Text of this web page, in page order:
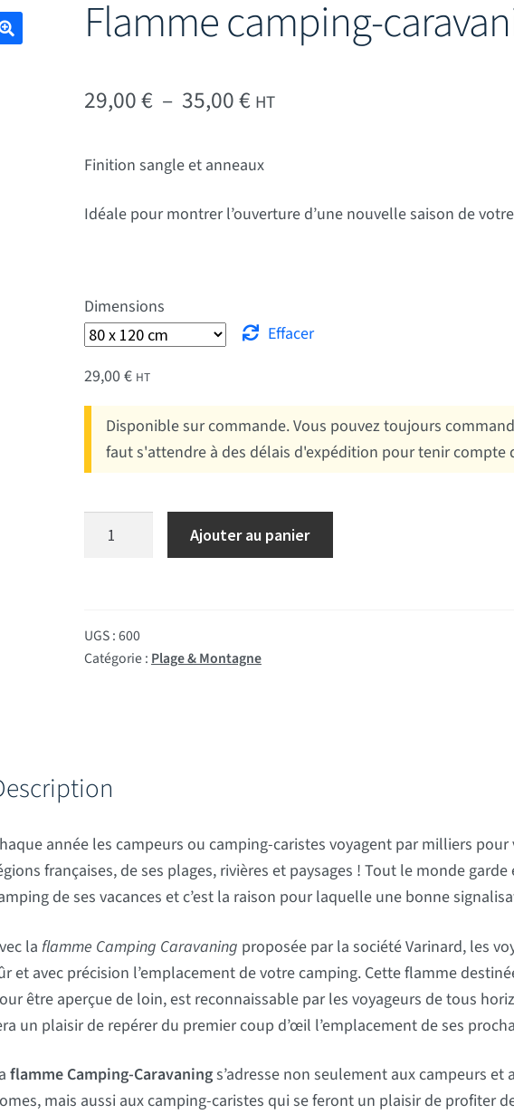
Flamme camping-
29,00€ – 35,00€Plage de prix : 29,00 € à
HT
Finition sangle et anneaux
Idéale pour montrer l’ouverture d’une nouvelle saison de
Dimensions
Effacer
29,00€ HT
Disponible sur commande. Vous pouvez toujours
faut s'attendre à des délais d'expédition pour tenir compte
quantité de Flamme camping-caravaning
Ajouter au panier
UGS :600
Catégorie : Plage & Montagne
année les campeurs ou camping-caristes voyagent par milliers
françaises, de ses plages, rivières et paysages ! Tout le monde
de ses vacances et c’est la raison pour laquelle une bonne
laflamme Camping Caravaning proposée par la société Varinard, les
et avec précision l’emplacement de votre camping. Cette flamme
être aperçue de loin, est reconnaissable par les voyageurs de tous
un plaisir de repérer du premier coup d’œil l’emplacement de ses
flamme Camping-Caravanings’adresse non seulement aux campeurs et
mais aussi aux camping-caristes qui se feront un plaisir de profiter